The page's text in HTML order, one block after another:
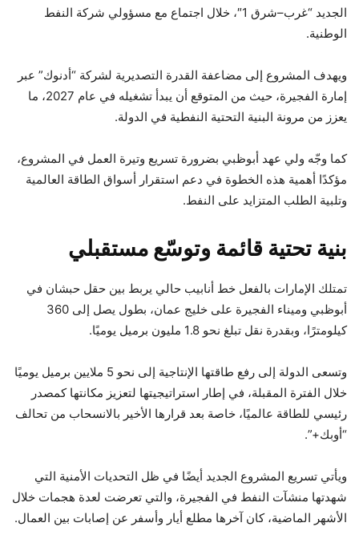
الجديد “غرب–شرق 1″، خلال اجتماع مع مسؤولي شركة النفط
الوطنية.
ويهدف المشروع إلى مضاعفة القدرة التصديرية لشركة “أدنوك” عبر
إمارة الفجيرة، حيث من المتوقع أن يبدأ تشغيله في عام 2027، ما
يعزز من مرونة البنية التحتية النفطية في الدولة.
كما وجّه ولي عهد أبوظبي بضرورة تسريع وتيرة العمل في المشروع،
مؤكدًا أهمية هذه الخطوة في دعم استقرار أسواق الطاقة العالمية
وتلبية الطلب المتزايد على النفط.
بنية تحتية قائمة وتوسّع مستقبلي
تمتلك الإمارات بالفعل خط أنابيب حالي يربط بين حقل حبشان في
أبوظبي وميناء الفجيرة على خليج عمان، بطول يصل إلى 360
كيلومترًا، وبقدرة نقل تبلغ نحو 1.8 مليون برميل يوميًا.
وتسعى الدولة إلى رفع طاقتها الإنتاجية إلى نحو 5 ملايين برميل يوميًا
خلال الفترة المقبلة، في إطار استراتيجيتها لتعزيز مكانتها كمصدر
رئيسي للطاقة عالميًا، خاصة بعد قرارها الأخير بالانسحاب من تحالف
“أوبك+”.
ويأتي تسريع المشروع الجديد أيضًا في ظل التحديات الأمنية التي
شهدتها منشآت النفط في الفجيرة، والتي تعرضت لعدة هجمات خلال
الأشهر الماضية، كان آخرها مطلع أيار وأسفر عن إصابات بين العمال.